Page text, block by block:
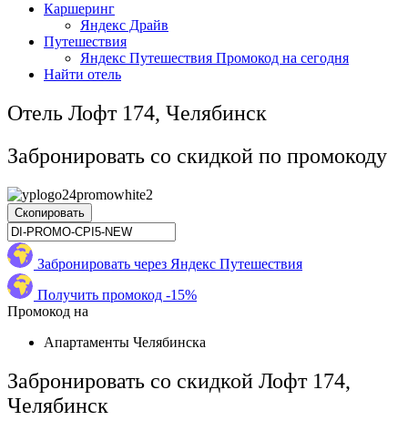
Каршеринг
Яндекс Драйв
Путешествия
Яндекс Путешествия Промокод на сегодня
Найти отель
Отель Лофт 174, Челябинск
Забронировать со скидкой по промокоду
Скопировать
Забронировать через Яндекс Путешествия
Получить промокод -15%
Промокод на
Апартаменты Челябинска
Забронировать со скидкой Лофт 174,
Челябинск